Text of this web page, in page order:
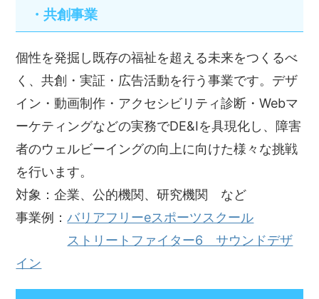
・共創事業
個性を発掘し既存の福祉を超える未来をつくるべ
く、共創・実証・広告活動を行う事業です。デザ
イン・動画制作・アクセシビリティ診断・Webマ
ーケティングなどの実務でDE&Iを具現化し、障害
者のウェルビーイングの向上に向けた様々な挑戦
を行います。
対象：企業、公的機関、研究機関 など
事業例：バリアフリーeスポーツスクール
ストリートファイター6 サウンドデザ
イン